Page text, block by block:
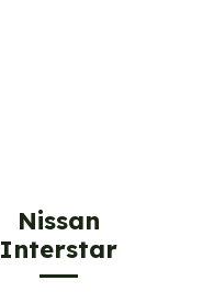
Nissan
Interstar